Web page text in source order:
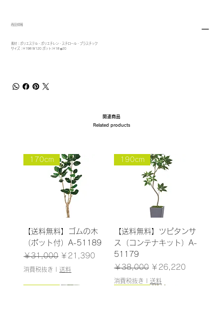
商品情報
素材：ポリエステル・ポリエチレン・スチロール・プラスチック
サイズ：H198 W120 ポット:H18 φ20
関連商品
Related products
170cm
【送料無料】ゴムの木
（ポット付）A-51189
通常価格
￥31,000 セール価格
￥21,390
消費税抜き 送料
190cm
【送料無料】ツピタンサ
ス（コンテナキット）A-
51179
通常価格
￥38,000 セール価格
￥26,220
消費税抜き 送料